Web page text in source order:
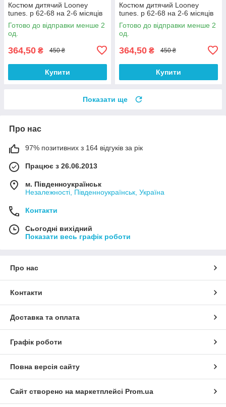
Костюм дитячий Looney
tunes. р 62-68 на 2-6 місяців
Готово до відправки менше 2
од.
364,50 ₴ 450 ₴
Купити
Костюм дитячий Looney
tunes. р 62-68 на 2-6 місяців
Готово до відправки менше 2
од.
364,50 ₴ 450 ₴
Купити
Показати ще
Про нас
97% позитивних з 164 відгуків за рік
Працює з 26.06.2013
м. Південноукраїнськ
Незалежності, Південноукраїнськ, Україна
Контакти
Сьогодні вихідний
Показати весь графік роботи
Про нас
Контакти
Доставка та оплата
Графік роботи
Повна версія сайту
Сайт створено на маркетплейсі Prom.ua